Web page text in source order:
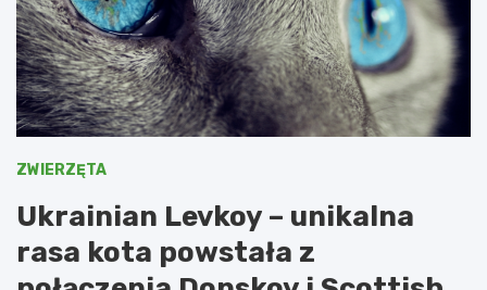
ZWIERZĘTA
Ukrainian Levkoy – unikalna
rasa kota powstała z